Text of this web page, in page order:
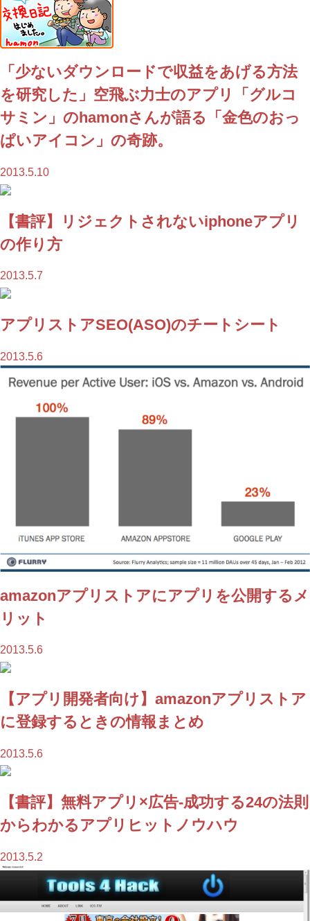
「少ないダウンロードで収益をあげる方法
を研究した」空飛ぶ力士のアプリ「グルコ
サミン」のhamonさんが語る「金色のおっ
ぱいアイコン」の奇跡。
2013.5.10
【書評】リジェクトされないiphoneアプリ
の作り方
2013.5.7
アプリストアSEO(ASO)のチートシート
2013.5.6
amazonアプリストアにアプリを公開するメ
リット
2013.5.6
【アプリ開発者向け】amazonアプリストア
に登録するときの情報まとめ
2013.5.6
【書評】無料アプリ×広告-成功する24の法則
からわかるアプリヒットノウハウ
2013.5.2